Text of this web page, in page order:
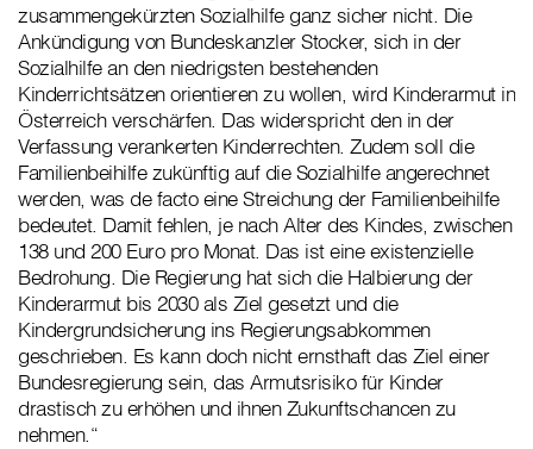
zusammengekürzten Sozialhilfe ganz sicher nicht. Die
Ankündigung von Bundeskanzler Stocker, sich in der
Sozialhilfe an den niedrigsten bestehenden
Kinderrichtsätzen orientieren zu wollen, wird Kinderarmut in
Österreich verschärfen. Das widerspricht den in der
Verfassung verankerten Kinderrechten. Zudem soll die
Familienbeihilfe zukünftig auf die Sozialhilfe angerechnet
werden, was de facto eine Streichung der Familienbeihilfe
bedeutet. Damit fehlen, je nach Alter des Kindes, zwischen
138 und 200 Euro pro Monat. Das ist eine existenzielle
Bedrohung. Die Regierung hat sich die Halbierung der
Kinderarmut bis 2030 als Ziel gesetzt und die
Kindergrundsicherung ins Regierungsabkommen
geschrieben. Es kann doch nicht ernsthaft das Ziel einer
Bundesregierung sein, das Armutsrisiko für Kinder
drastisch zu erhöhen und ihnen Zukunftschancen zu
nehmen.“